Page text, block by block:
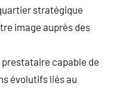
stratégique
image auprès des
prestataire capable de
évolutifs liés au